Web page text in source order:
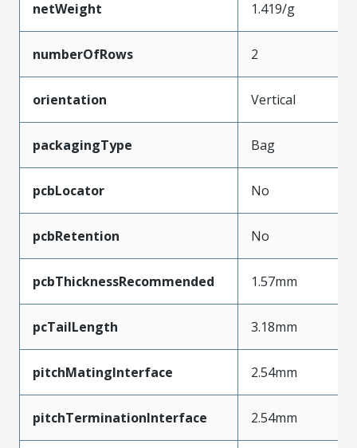
netWeight 1.419/g
numberOfRows 2
orientation Vertical
packagingType Bag
pcbLocator No
pcbRetention No
pcbThicknessRecommended 1.57mm
pcTailLength 3.18mm
pitchMatingInterface 2.54mm
pitchTerminationInterface 2.54mm